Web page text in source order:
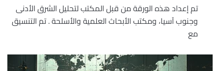
تم إعداد هذه الورقة من قبل المكتب لتحليل الشرق الأدنى
وجنوب آسيا، ومكتب الأبحاث العلمية والأسلحة . تم التنسيق
مع